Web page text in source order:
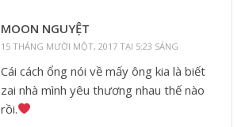
MOON NGUYỆT
15 THÁNG MƯỜI MỘT, 2017 TẠI 5:23 SÁNG
Cái cách ổng nói về mấy ông kia là biết
zai nhà mình yêu thương nhau thế nào
rồi.